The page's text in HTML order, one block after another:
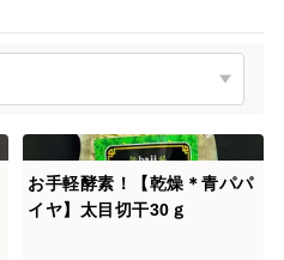
お手軽酵素！【乾燥＊青パパ
イヤ】太目切干30ｇ